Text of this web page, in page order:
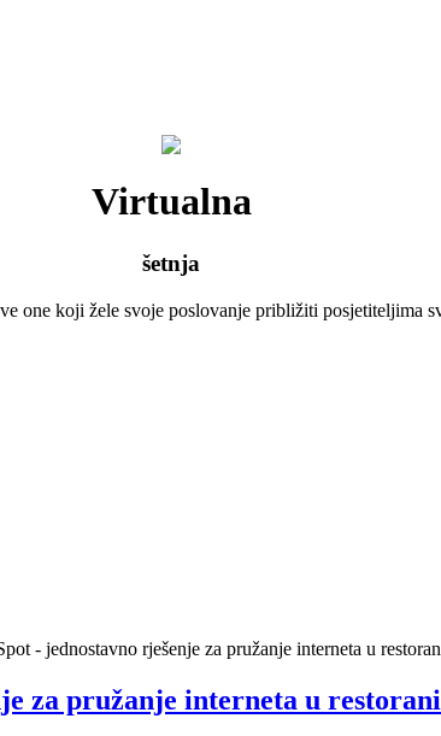
Virtualna
šetnja
one koji žele svoje poslovanje približiti posjetiteljima
- jednostavno rješenje za pružanje interneta u
za pružanje interneta u